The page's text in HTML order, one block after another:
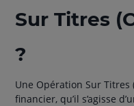
Sur Titres
?
Une Opération Sur Titres
financier, qu’il s’agisse